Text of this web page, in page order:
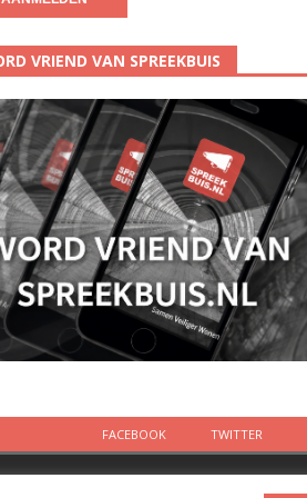
VRIEND VAN SPREEKBUIS
FACEBOOK TWITTER